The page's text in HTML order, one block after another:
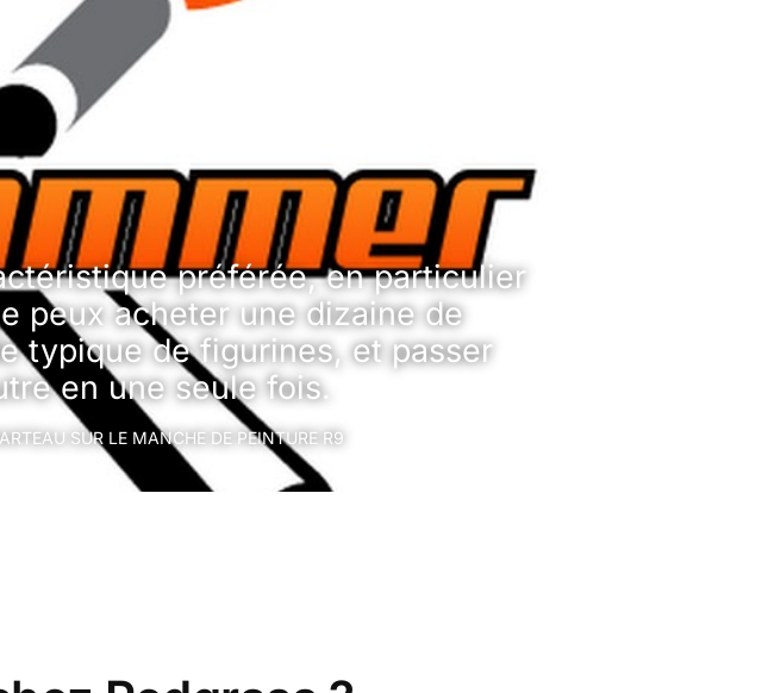
préférée, en particulier
peux acheter une dizaine de
typique de figurines, et passer
en une seule fois.
SUR LE MANCHE DE PEINTURE R9